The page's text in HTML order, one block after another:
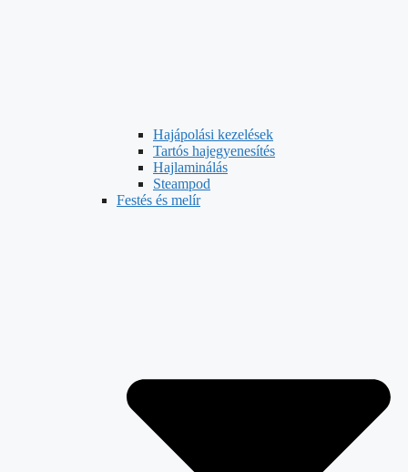
Hajápolási kezelések
Tartós hajegyenesítés
Hajlaminálás
Steampod
Festés és melír